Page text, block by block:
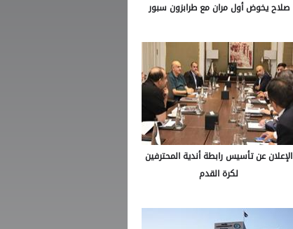
صلاح يخوض أول مران مع طرابزون سبور
الإعلان عن تأسيس رابطة أندية المحترفين
لكرة القدم